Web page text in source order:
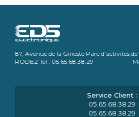
87, Avenue de la Gineste Parc d'activités
RODEZ Tél : 05.65.68.38.29 Mail
05.65.68.38.29
05.65.68.38.29